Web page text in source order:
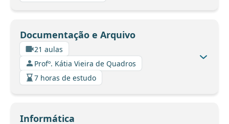
Documentação e Arquivo
21 aulas
Profº. Kátia Vieira de Quadros
7 horas de estudo
Informática